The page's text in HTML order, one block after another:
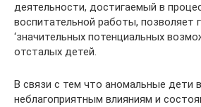
дея­тельности, достигаемый в
воспитательной работы, позволяет
‘значительных потенциальных
отсталых детей.
В связи с тем что аномальные дети
неблагоприятным влияниям и